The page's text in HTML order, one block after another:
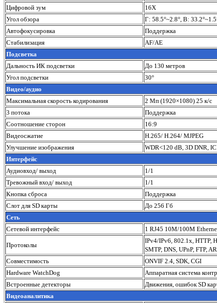
Цифровой зум
16Х
Угол обзора
Г: 58.5°~2.8°, В:
Автофокусировка
Поддержка
Стабилизация
AF/AE
Подсветка
Дальность ИК подсветки
До 130 метров
Угол подсветки
30°
Видео/аудио
Максимальная скорость кодирования
2 Mп (1920×1080) 25 к/с
3 потока
Поддержка
Соотношение сторон
16:9
Видеосжатие
H.265/ H.264/ MJPEG
Улучшение изображения
WDR<120 dB, 3D DNR,
Интерфейс
Аудиовход/ выход
1/1
Тревожный вход/ выход
1/1
Кнопка сброса
Поддержка
Слот для SD карты
До 256 Гб
Сеть
Сетевой интерфейс
1 RJ45 10M/100M
Протоколы
IPv4/IPv6, 802.1x, HTTP,
SMTP, DNS, UPnP, FTP,
Совместимость
ONVIF 2.4, SDK, CGI
Hardware WatchDog
Аппаратная система
Встроенные детекторы
Движения, ошибок SD
Видеоаналитика